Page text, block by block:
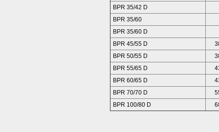
BPR 35/42 D
BPR 35/60
BPR 35/60 D
BPR 45/55 D
BPR 50/55 D
BPR 55/65 D
BPR 60/65 D
ВРR 70/70 D
ВРR 100/80 D